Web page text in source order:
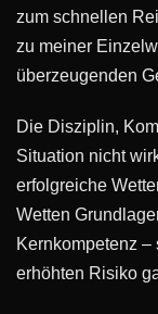
zum schnellen
zu meiner
überzeugenden
Die Disziplin,
Situation nicht
erfolgreiche
Wetten
Kernkompetenz
erhöhten Risiko